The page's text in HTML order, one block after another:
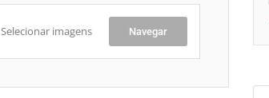
Selecionar imagens Navegar